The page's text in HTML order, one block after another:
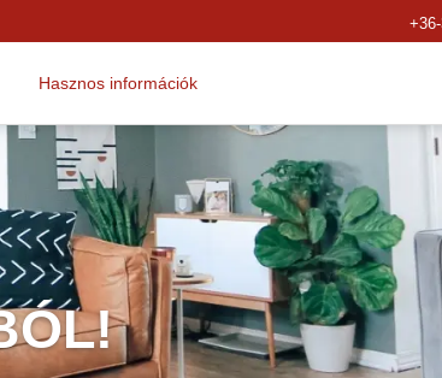
Hasznos információk